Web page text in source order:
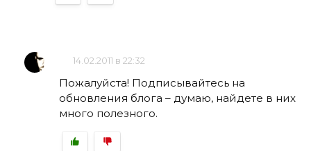
14.02.2011 в 22:32
Пожалуйста! Подписывайтесь на
обновления блога – думаю, найдете в них
много полезного.